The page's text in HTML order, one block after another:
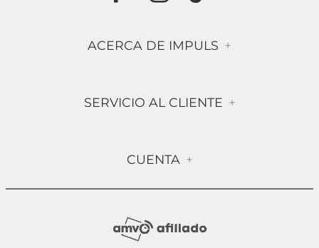
ACERCA DE IMPULS +
Contáctanos
Compra Segura
Sucursales
SERVICIO AL CLIENTE +
Política de Devolución
CUENTA +
Socios Impuls